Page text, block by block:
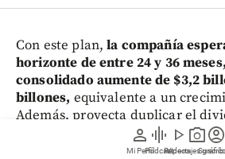
person
Mi Perfil
graphic_eq
Pódcast
play_arrow
Videos
photo_camera
Reportajes
account_circle
Con este plan, la compañía
horizonte de entre 24 y 36
consolidado aumente de $3,2
billones, equivalente a un
Además, proyecta duplicar el
alcanzar un retorno total para el
entre 75% y 100%.